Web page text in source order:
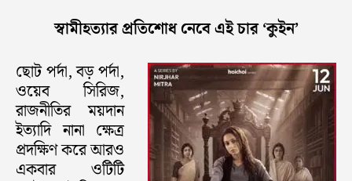
স্বামীহত্যার প্রতিশোধ নেবে এই চার ‘কুইন’
ছোট পর্দা, বড় পর্দা,
ওয়েব সিরিজ,
রাজনীতির ময়দান
ইত্যাদি নানা ক্ষেত্র
প্রদক্ষিণ করে আরও
একবার ওটিটি